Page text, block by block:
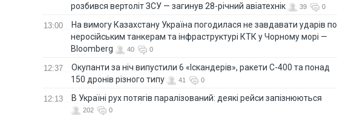
розбився вертоліт ЗСУ — загинув 28-річний авіатехнік
39 0
13:00
На вимогу Казахстану Україна погодилася не завдавати ударів по
неросійським танкерам та інфраструктурі КТК у Чорному морі —
Bloomberg
40 0
12:37
Окупанти за ніч випустили 6 «Іскандерів», ракети С-400 та понад
150 дронів різного типу
41 0
12:13 В Україні рух потягів паралізований: деякі рейси запізнюються
202 0